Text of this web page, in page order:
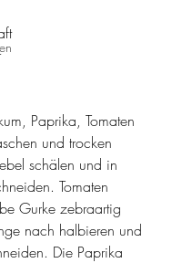
Paprika, Tomaten
und trocken
schälen und in
Tomaten
Gurke zebraartig
nach halbieren und
Die Paprika